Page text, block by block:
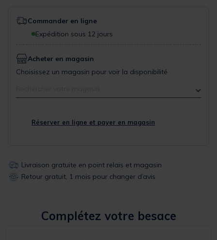
Commander en ligne
Expédition sous 12 jours
Acheter en magasin
Choisissez un magasin pour voir la disponibilité
Réserver en ligne et payer en magasin
Livraison gratuite en point relais et magasin
Retour gratuit, 1 mois pour changer d’avis
Complétez votre besace